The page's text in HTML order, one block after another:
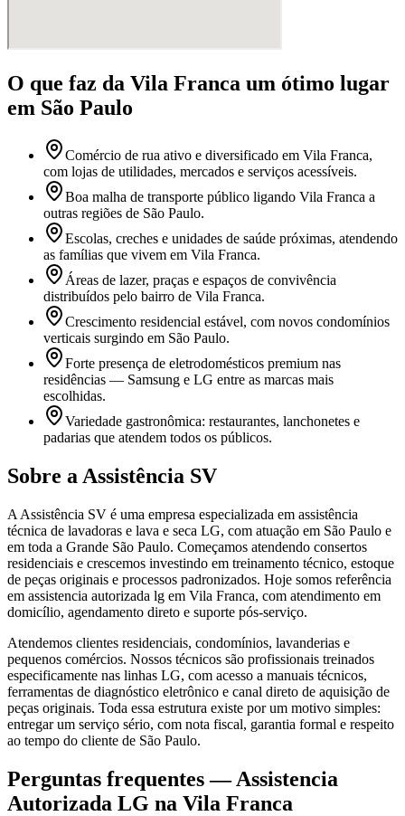
O que faz da Vila Franca um ótimo lugar
em São Paulo
Comércio de rua ativo e diversificado em Vila Franca,
com lojas de utilidades, mercados e serviços acessíveis.
Boa malha de transporte público ligando Vila Franca a
outras regiões de São Paulo.
Escolas, creches e unidades de saúde próximas, atendendo
as famílias que vivem em Vila Franca.
Áreas de lazer, praças e espaços de convivência
distribuídos pelo bairro de Vila Franca.
Crescimento residencial estável, com novos condomínios
verticais surgindo em São Paulo.
Forte presença de eletrodomésticos premium nas
residências — Samsung e LG entre as marcas mais
escolhidas.
Variedade gastronômica: restaurantes, lanchonetes e
padarias que atendem todos os públicos.
Sobre a Assistência SV
A Assistência SV é uma empresa especializada em assistência
técnica de lavadoras e lava e seca LG, com atuação em São Paulo e
em toda a Grande São Paulo. Começamos atendendo consertos
residenciais e crescemos investindo em treinamento técnico, estoque
de peças originais e processos padronizados. Hoje somos referência
em assistencia autorizada lg em Vila Franca, com atendimento em
domicílio, agendamento direto e suporte pós-serviço.
Atendemos clientes residenciais, condomínios, lavanderias e
pequenos comércios. Nossos técnicos são profissionais treinados
especificamente nas linhas LG, com acesso a manuais técnicos,
ferramentas de diagnóstico eletrônico e canal direto de aquisição de
peças originais. Toda essa estrutura existe por um motivo simples:
entregar um serviço sério, com nota fiscal, garantia formal e respeito
ao tempo do cliente de São Paulo.
Perguntas frequentes —Assistencia
Autorizada LG na Vila Franca